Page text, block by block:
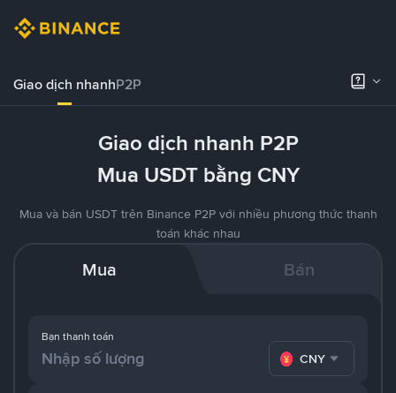
Giao dịch nhanhP2P
Giao dịch nhanh P2P
Mua USDT bằng CNY
Mua và bán USDT trên Binance P2P với nhiều phương thức thanh
toán khác nhau
Mua Bán
Bạn thanh toán
CNY